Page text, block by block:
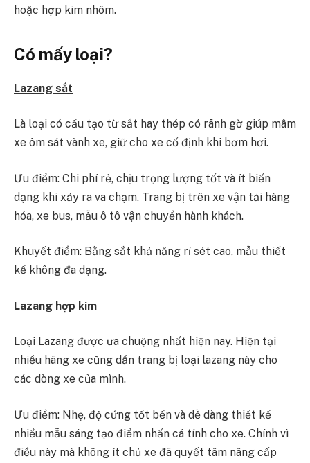
hoặc hợp kim nhôm.
Có mấy loại?
Lazang sắt
Là loại có cấu tạo từ sắt hay thép có rãnh gờ giúp mâm
xe ôm sát vành xe, giữ cho xe cố định khi bơm hơi.
Ưu điểm: Chi phí rẻ, chịu trọng lượng tốt và ít biến
dạng khi xảy ra va chạm. Trang bị trên xe vận tải hàng
hóa, xe bus, mẫu ô tô vận chuyển hành khách.
Khuyết điểm: Bằng sắt khả năng rỉ sét cao, mẫu thiết
kế không đa dạng.
Lazang hợp kim
Loại Lazang được ưa chuộng nhất hiện nay. Hiện tại
nhiều hãng xe cũng dần trang bị loại lazang này cho
các dòng xe của mình.
Ưu điểm: Nhẹ, độ cứng tốt bền và dễ dàng thiết kế
nhiều mẫu sáng tạo điểm nhấn cá tính cho xe. Chính vì
điều này mà không ít chủ xe đã quyết tâm nâng cấp